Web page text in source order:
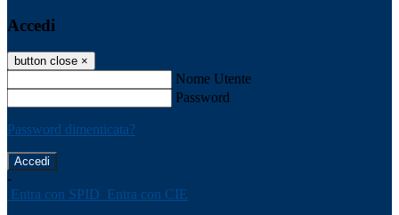
Accedi
button close ×
Nome Utente
Password
Password dimenticata?
-
Entra con SPID Entra con CIE